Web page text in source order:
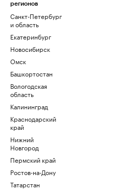
регионов
Санкт-Петербург
и область
Екатеринбург
Новосибирск
Омск
Башкортостан
Вологодская
область
Калининград
Краснодарский
край
Нижний
Новгород
Пермский край
Ростов-на-Дону
Татарстан